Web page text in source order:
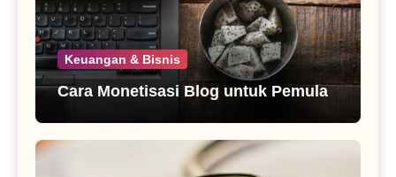
Keuangan & Bisnis
Cara Monetisasi Blog untuk Pemula